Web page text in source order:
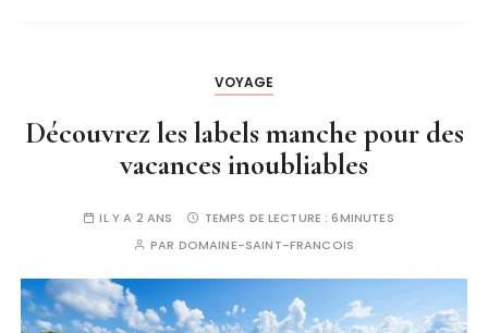
VOYAGE
Découvrez les labels manche pour des
vacances inoubliables
IL Y A 2 ANS TEMPS DE LECTURE :6MINUTES
PAR DOMAINE-SAINT-FRANCOIS